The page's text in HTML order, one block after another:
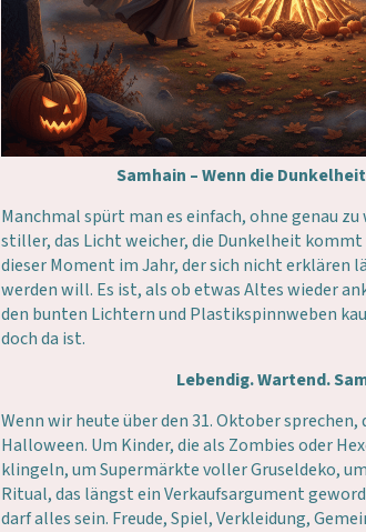
Samhain – Wenn die
Manchmal spürt man es einfach, ohne genau
stiller, das Licht weicher, die Dunkelheit
dieser Moment im Jahr, der sich nicht erklären
werden will. Es ist, als ob etwas Altes wieder
den bunten Lichtern und Plastikspinnweben
doch da ist.
Lebendig. Wartend.
Wenn wir heute über den 31. Oktober
Halloween. Um Kinder, die als Zombies oder
klingeln, um Supermärkte voller Gruseldeko,
Ritual, das längst ein Verkaufsargument
darf alles sein. Freude, Spiel, Verkleidung,